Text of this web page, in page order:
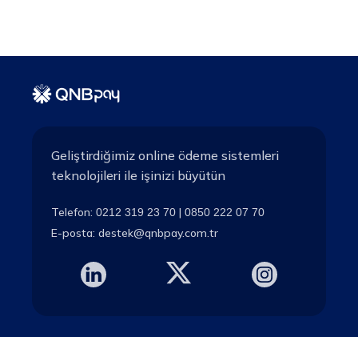
Geliştirdiğimiz online ödeme sistemleri
teknolojileri ile işinizi büyütün
Telefon: 0212 319 23 70 | 0850 222 07 70
E-posta: destek@qnbpay.com.tr